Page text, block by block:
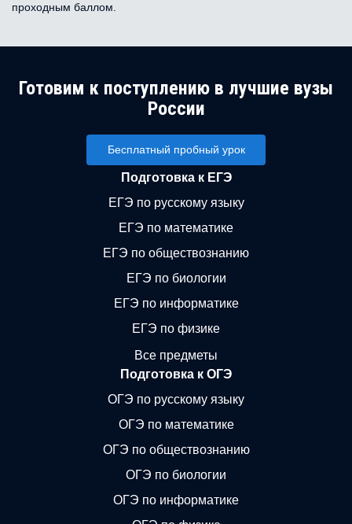
проходным баллом.
Готовим к поступлению в лучшие вузы
России
Бесплатный пробный урок
Подготовка к ЕГЭ
ЕГЭ по русскому языку
ЕГЭ по математике
ЕГЭ по обществознанию
ЕГЭ по биологии
ЕГЭ по информатике
ЕГЭ по физике
Все предметы
Подготовка к ОГЭ
ОГЭ по русскому языку
ОГЭ по математике
ОГЭ по обществознанию
ОГЭ по биологии
ОГЭ по информатике